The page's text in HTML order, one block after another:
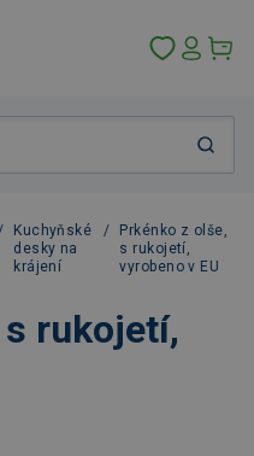
Kuchyňské
desky na
krájení
/
Prkénko z olše,
s rukojetí,
vyrobeno v EU
rukojetí,